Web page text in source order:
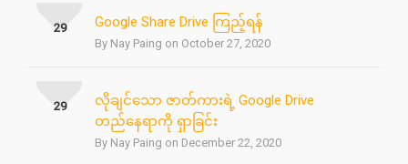
Google Share Drive ကြည့်ရန်
By Nay Paing on October 27, 2020
29
လိုချင်သော ဇာတ်ကားရဲ့ Google Drive
တည်နေရာကို ရှာခြင်း
By Nay Paing on December 22, 2020
29